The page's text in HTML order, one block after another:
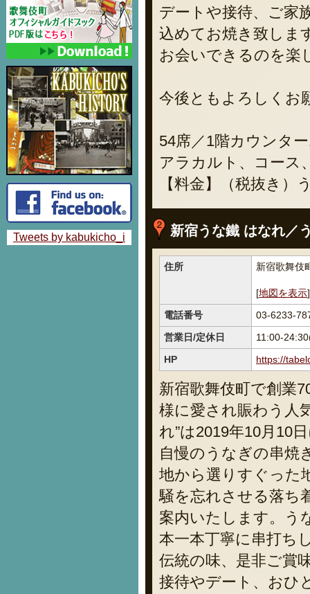
Tweets by kabukicho_i
デートや接待、ご家
込めてお焼き致しま
お会いできるのを楽
今後ともよろしくお
54席／1階カウンタ
アラカルト、コース
【料金】（税抜き
新宿うな鐵 はなれ／
住所 新宿歌舞伎
[地図を表示]
電話番号
03-6233-
営業日/定休日
11:00-
HP
https://
新宿歌舞伎町で創業
様に愛され賑わう人
れ”は2019年10月10
自慢のうなぎの串焼
地から選りすぐった
騒を忘れさせる落ち
案内いたします。う
本一本丁寧に串打ち
伝統の味、是非ご賞
接待やデート、おひ